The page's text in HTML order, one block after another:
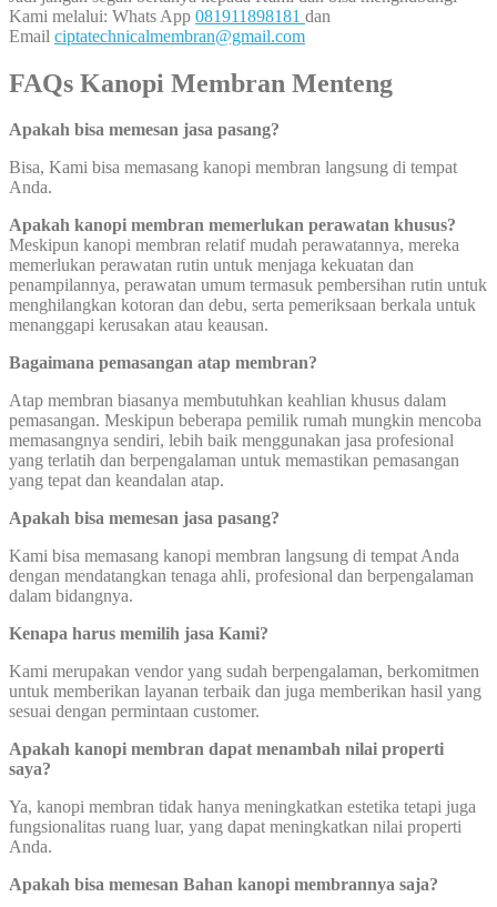
Kami melalui: Whats App 081911898181 dan
Email ciptatechnicalmembran@gmail.com
FAQs Kanopi Membran Menteng
Apakah bisa memesan jasa pasang?
Bisa, Kami bisa memasang kanopi membran langsung di tempat
Anda.
Apakah kanopi membran memerlukan perawatan khusus?
Meskipun kanopi membran relatif mudah perawatannya, mereka
memerlukan perawatan rutin untuk menjaga kekuatan dan
penampilannya, perawatan umum termasuk pembersihan rutin untuk
menghilangkan kotoran dan debu, serta pemeriksaan berkala untuk
menanggapi kerusakan atau keausan.
Bagaimana pemasangan atap membran?
Atap membran biasanya membutuhkan keahlian khusus dalam
pemasangan. Meskipun beberapa pemilik rumah mungkin mencoba
memasangnya sendiri, lebih baik menggunakan jasa profesional
yang terlatih dan berpengalaman untuk memastikan pemasangan
yang tepat dan keandalan atap.
Apakah bisa memesan jasa pasang?
Kami bisa memasang kanopi membran langsung di tempat Anda
dengan mendatangkan tenaga ahli, profesional dan berpengalaman
dalam bidangnya.
Kenapa harus memilih jasa Kami?
Kami merupakan vendor yang sudah berpengalaman, berkomitmen
untuk memberikan layanan terbaik dan juga memberikan hasil yang
sesuai dengan permintaan customer.
Apakah kanopi membran dapat menambah nilai properti
saya?
Ya, kanopi membran tidak hanya meningkatkan estetika tetapi juga
fungsionalitas ruang luar, yang dapat meningkatkan nilai properti
Anda.
Apakah bisa memesan Bahan kanopi membrannya saja?